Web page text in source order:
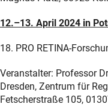
12.–13. April 2024 in
18. PRO RETINA-
Veranstalter: Professor
Dresden, Zentrum für
Fetscherstraße 105,